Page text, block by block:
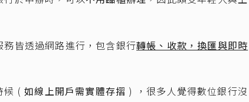
皆透過網路進行，包含銀行轉帳、收款，換匯與即時
候 (如線上開戶需實體存摺 ) ，很多人覺得數位銀行沒